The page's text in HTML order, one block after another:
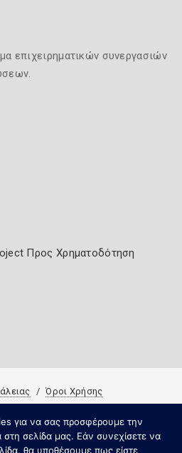
επιχειρηματικών συνεργασιών
Προς Χρηματοδότηση
Όροι Χρήσης
για να σας προσφέρουμε την
στη σελίδα μας. Εάν συνεχίσετε να
θα υποθέσουμε πως είστε